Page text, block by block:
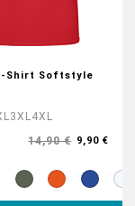
Shirt Softstyle
3XL 4XL
14,90 € 9,90 €